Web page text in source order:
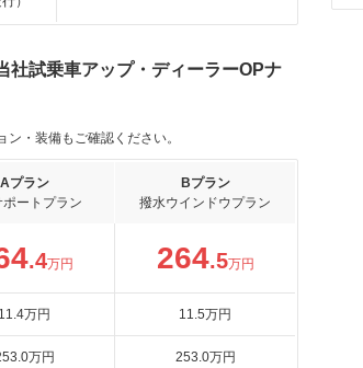
社試乗車アップ・ディーラーOPナ
・装備もご確認ください。
Aプラン
ポートプラン
Bプラン
撥水ウインドウプラン
.4万円 264.5万円
11.4万円 11.5万円
.0万円 253.0万円